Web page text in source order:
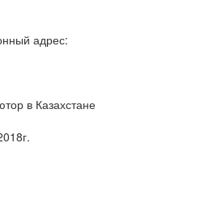
адрес:
в Казахстане